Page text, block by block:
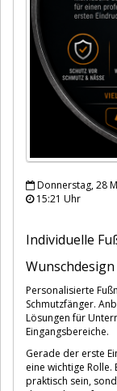
Donnerstag, 28
15:21 Uhr
Individuelle
Wunschdesign
Personalisierte
Schmutzfänger.
Lösungen für
Eingangsbereiche.
Gerade der erste
eine wichtige
praktisch sein,